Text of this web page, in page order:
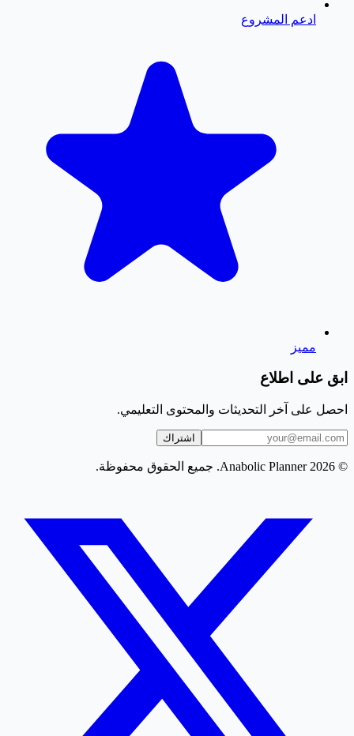
ادعم المشروع
مميز
ابق على اطلاع
احصل على آخر التحديثات والمحتوى التعليمي.
اشتراك
© 2026 Anabolic Planner. جميع الحقوق محفوظة.